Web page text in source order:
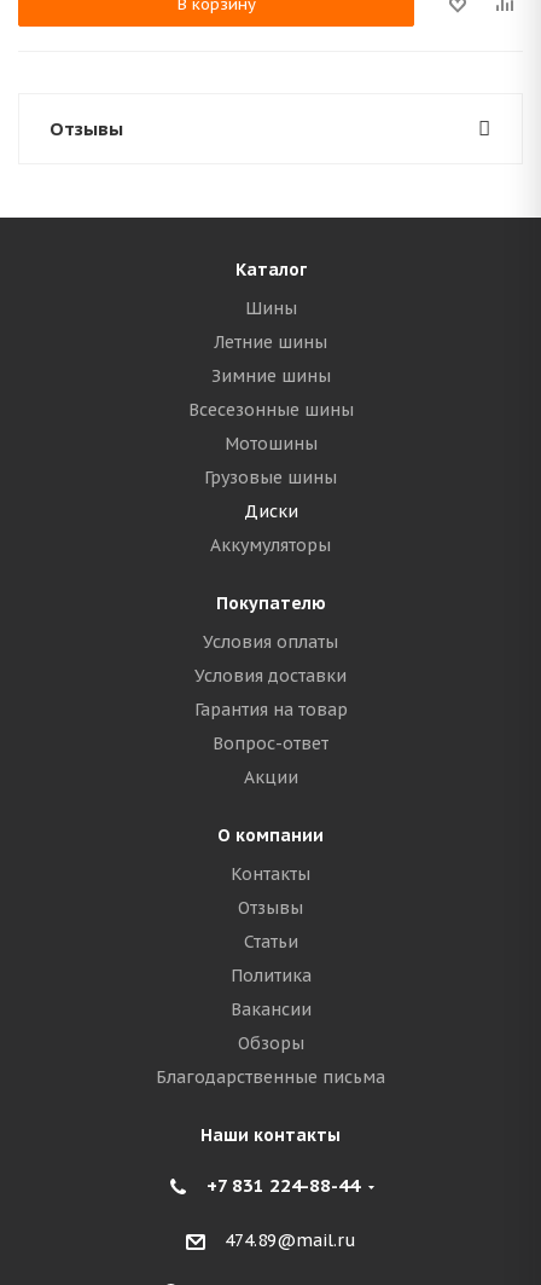
В корзину
Отзывы
Каталог
Шины
Летние шины
Зимние шины
Всесезонные шины
Мотошины
Грузовые шины
Диски
Аккумуляторы
Покупателю
Условия оплаты
Условия доставки
Гарантия на товар
Вопрос-ответ
Акции
О компании
Контакты
Отзывы
Статьи
Политика
Вакансии
Обзоры
Благодарственные письма
Наши контакты
+7 831 224-88-44
474.89@mail.ru